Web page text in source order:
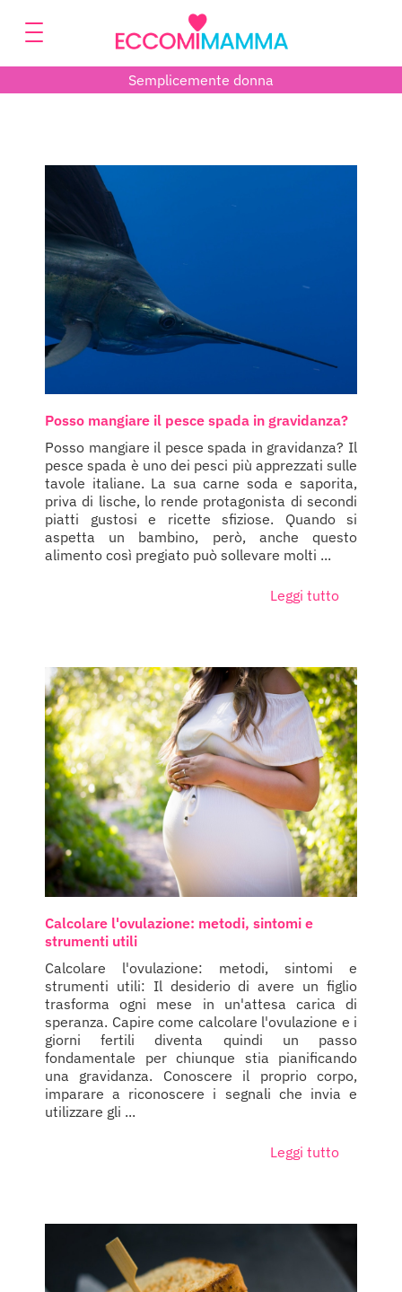
Semplicemente donna
Posso mangiare il pesce spada in gravidanza?
Posso mangiare il pesce spada in gravidanza? Il
pesce spada è uno dei pesci più apprezzati sulle
tavole italiane. La sua carne soda e saporita,
priva di lische, lo rende protagonista di secondi
piatti gustosi e ricette sfiziose. Quando si
aspetta un bambino, però, anche questo
alimento così pregiato può sollevare molti ...
Leggi tutto
Calcolare l'ovulazione: metodi, sintomi e
strumenti utili
Calcolare l'ovulazione: metodi, sintomi e
strumenti utili: Il desiderio di avere un figlio
trasforma ogni mese in un'attesa carica di
speranza. Capire come calcolare l'ovulazione e i
giorni fertili diventa quindi un passo
fondamentale per chiunque stia pianificando
una gravidanza. Conoscere il proprio corpo,
imparare a riconoscere i segnali che invia e
utilizzare gli ...
Leggi tutto